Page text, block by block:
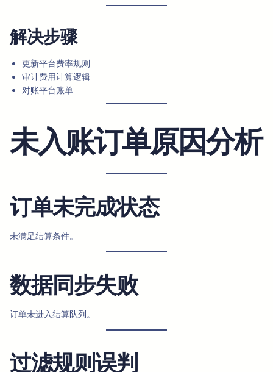
解决步骤
更新平台费率规则
审计费用计算逻辑
对账平台账单
未入账订单原因分析
订单未完成状态
未满足结算条件。
数据同步失败
订单未进入结算队列。
过滤规则误判